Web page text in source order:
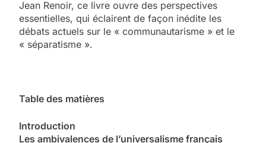
Jean Renoir, ce livre ouvre des perspectives
essentielles, qui éclairent de façon inédite les
débats actuels sur le « communautarisme » et le
« séparatisme ».
Table des matières
Introduction
Les ambivalences de l’universalisme français